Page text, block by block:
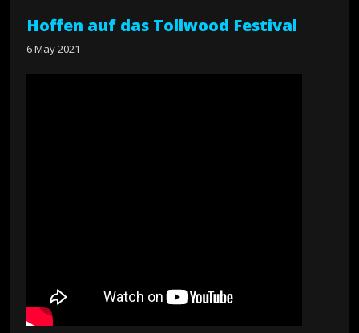
Hoffen auf das Tollwood Festival
6 May 2021